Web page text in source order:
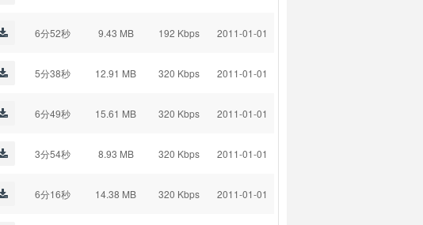
6分52秒 9.43 MB 192 Kbps 2011-01-01
5分38秒 12.91 MB 320 Kbps 2011-01-01
6分49秒 15.61 MB 320 Kbps 2011-01-01
3分54秒 8.93 MB 320 Kbps 2011-01-01
6分16秒 14.38 MB 320 Kbps 2011-01-01